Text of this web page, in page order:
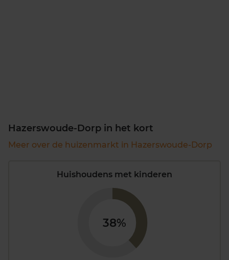
Hazerswoude-Dorp in het kort
Meer over de huizenmarkt in Hazerswoude-Dorp
Huishoudens met kinderen
38%